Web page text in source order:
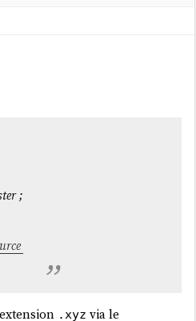
;
.xyz via le